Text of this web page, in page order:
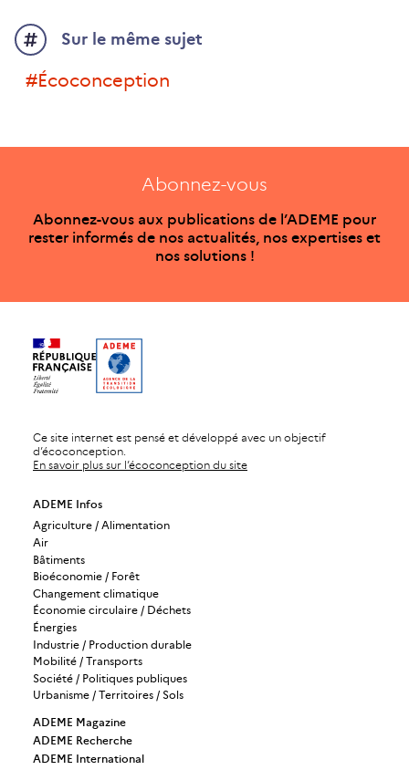
Sur le même sujet
#écoconception
Abonnez-vous
Abonnez-vous aux publications de l’ADEME pour
rester informés de nos actualités, nos expertises et
nos solutions !
Ce site internet est pensé et développé avec un objectif
d’écoconception.
En savoir plus sur l’écoconception du site
ADEME Infos
Agriculture / Alimentation
Air
Bâtiments
Bioéconomie / Forêt
Changement climatique
Économie circulaire / Déchets
Énergies
Industrie / Production durable
Mobilité / Transports
Société / Politiques publiques
Urbanisme / Territoires / Sols
ADEME Magazine
ADEME Recherche
ADEME International